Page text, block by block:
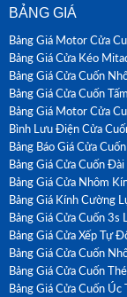
BẢNG GIÁ
Bảng Giá Motor Cửa
Bảng Giá Cửa Kéo
Bảng Giá Cửa Cuốn
Bảng Giá Cửa Cuốn
Bảng Giá Motor Cửa
Bình Lưu Điện Cửa
Bảng Báo Giá Cửa
Bảng Giá Cửa Cuốn Đài
Bảng Giá Cửa Nhôm
Bảng Giá Kính Cường
Bảng Giá Cửa Cuốn 3s
Bảng Giá Cửa Xếp Tự
Bảng Giá Cửa Cuốn
Bảng Giá Cửa Cuốn
Bảng Giá Cửa Cuốn